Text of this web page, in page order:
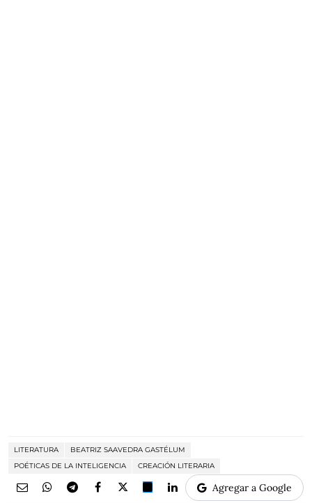
LITERATURA
BEATRIZ SAAVEDRA GASTÉLUM
POÉTICAS DE LA INTELIGENCIA
CREACIÓN LITERARIA
Agregar a Google